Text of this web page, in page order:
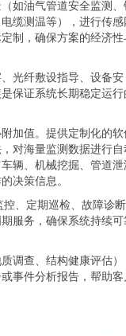
如油气管道安全监测、
缆测温等），进行传感
制，确保方案的经济性
光纤敷设指导、设备安
保证系统长期稳定运行
附加值。提供定制化的
对海量监测数据进行自
辆、机械挖掘、管道泄
决策信息。
控、定期巡检、故障诊
服务，确保系统持续可
调查、结构健康评估
事件分析报告，帮助客